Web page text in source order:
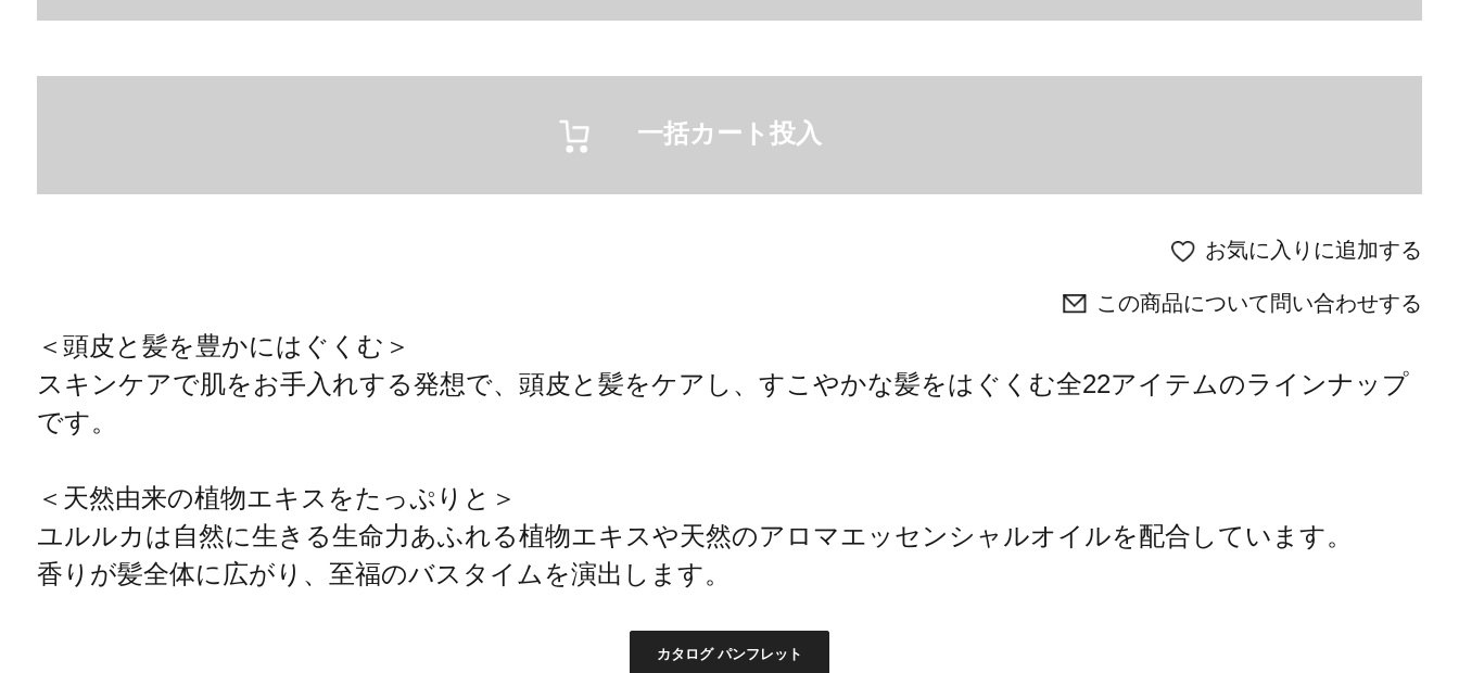
一括カート投入
お気に入りに追加する
この商品について問い合わせする
＜頭皮と髪を豊かにはぐくむ＞
スキンケアで肌をお手入れする発想で、頭皮と髪をケアし、すこやかな髪をはぐくむ全22アイテムのラインナップ
です。
＜天然由来の植物エキスをたっぷりと＞
ユルルカは自然に生きる生命力あふれる植物エキスや天然のアロマエッセンシャルオイルを配合しています。
香りが髪全体に広がり、至福のバスタイムを演出します。
カタログ パンフレット